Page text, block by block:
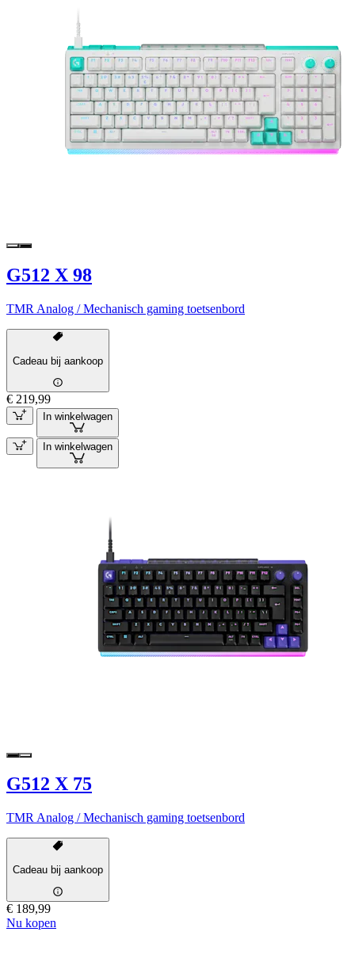
G512 X 98
TMR Analog / Mechanisch gaming toetsenbord
Cadeau bij aankoop
€ 219,99
In winkelwagen
In winkelwagen
G512 X 75
TMR Analog / Mechanisch gaming toetsenbord
Cadeau bij aankoop
€ 189,99
Nu kopen